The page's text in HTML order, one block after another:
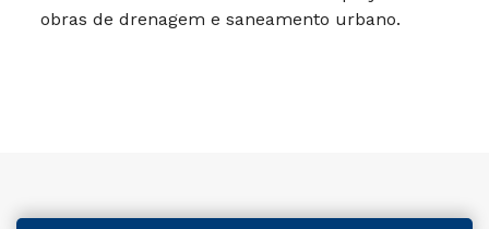
obras de drenagem e saneamento urbano.